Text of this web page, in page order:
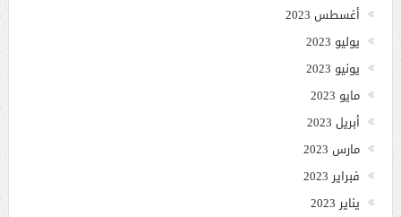
أغسطس 2023
يوليو 2023
يونيو 2023
مايو 2023
أبريل 2023
مارس 2023
فبراير 2023
يناير 2023